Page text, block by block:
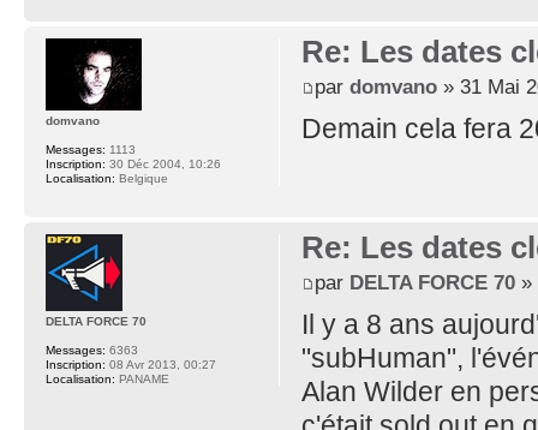
Re: Les dates
par domvano» 31 Mai
Demain cela fera
domvano
Messages: 1113
Inscription: 30 Déc 2004, 10:26
Localisation: Belgique
Re: Les dates
par DELTA FORCE 70»
Il y a 8 ans
"subHuman",
Alan Wilder en
DELTA FORCE 70
Messages: 6363
Inscription: 08 Avr 2013, 00:27
Localisation: PANAME